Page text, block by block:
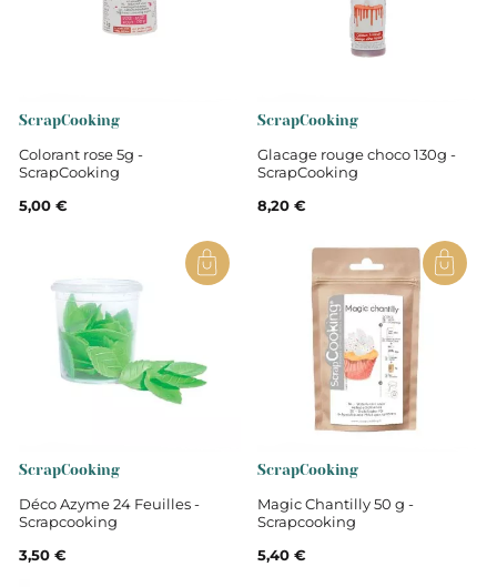
ScrapCooking
Colorant rose 5g -
ScrapCooking
5,00 €
ScrapCooking
Glacage rouge choco 130g -
ScrapCooking
8,20 €
ScrapCooking
Déco Azyme 24 Feuilles -
Scrapcooking
3,50 €
ScrapCooking
Magic Chantilly 50 g -
Scrapcooking
5,40 €